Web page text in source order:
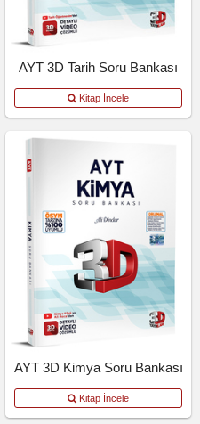
AYT 3D Tarih Soru Bankası
Kitap İncele
AYT 3D Kimya Soru Bankası
Kitap İncele